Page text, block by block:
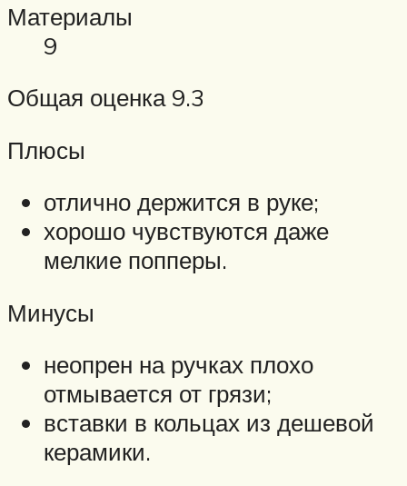
Материалы
9
Общая оценка 9.3
Плюсы
отлично держится в руке;
хорошо чувствуются даже
мелкие попперы.
Минусы
неопрен на ручках плохо
отмывается от грязи;
вставки в кольцах из дешевой
керамики.